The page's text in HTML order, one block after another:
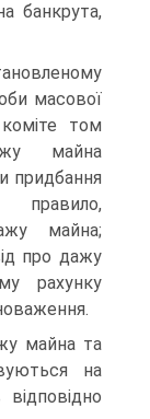
банкрута,
масової
том
майна
придбання
майна;
про дажу
рахунку
майна та
на